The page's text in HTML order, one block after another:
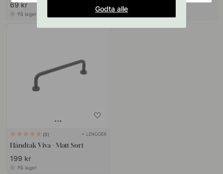
69 kr
På lager
99 kr
På lager
3 + LENGDER
Håndtak Viva - Matt Sort
199 kr
På lager
Godta alle